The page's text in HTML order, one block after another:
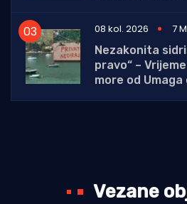
08 kol. 2026
7
Nezakonita
pravo“ –
more od
Vezane